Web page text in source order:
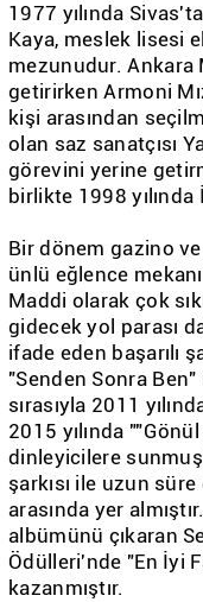
1977 yılında
Kaya, meslek lisesi
mezunudur.
getirirken Armoni
kişi arasından
olan saz sanatçısı
görevini yerine
birlikte 1998 yılında
Bir dönem gazino
ünlü eğlence
Maddi olarak çok
gidecek yol parası
ifade eden başarılı
"Senden Sonra Ben"
sırasıyla 2011
2015 yılında
dinleyicilere
şarkısı ile uzun
arasında yer
albümünü çıkaran
Ödülleri'nde "En İyi
kazanmıştır.